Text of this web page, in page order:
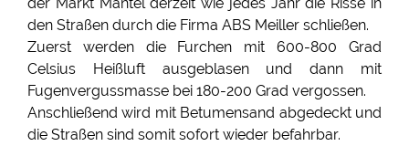
den Straßen durch die Firma ABS Meiller schließen.
Zuerst werden die Furchen mit 600-800 Grad
Celsius Heißluft ausgeblasen und dann mit
Fugenvergussmasse bei 180-200 Grad vergossen.
Anschließend wird mit Betumensand abgedeckt und
die Straßen sind somit sofort wieder befahrbar.